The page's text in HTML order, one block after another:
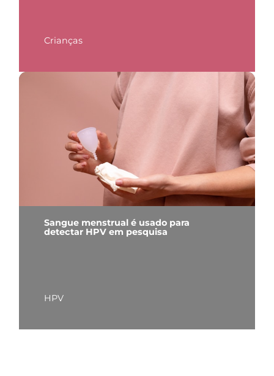
Crianças
Sangue menstrual é usado para
detectar HPV em pesquisa
HPV